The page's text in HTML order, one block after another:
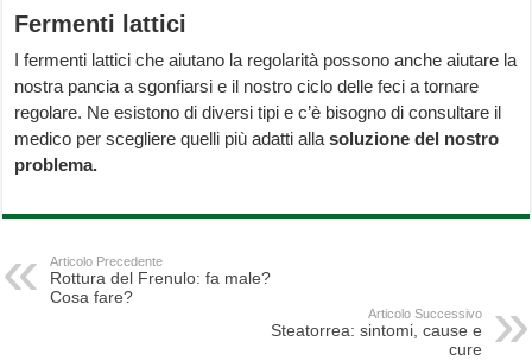
Fermenti lattici
I fermenti lattici che aiutano la regolarità possono anche aiutare la
nostra pancia a sgonfiarsi e il nostro ciclo delle feci a tornare
regolare. Ne esistono di diversi tipi e c’è bisogno di consultare il
medico per scegliere quelli più adatti allasoluzione del nostro
problema.
Articolo Precedente
Rottura del Frenulo: fa male?
Cosa fare?
Articolo Successivo
Steatorrea: sintomi, cause e
cure